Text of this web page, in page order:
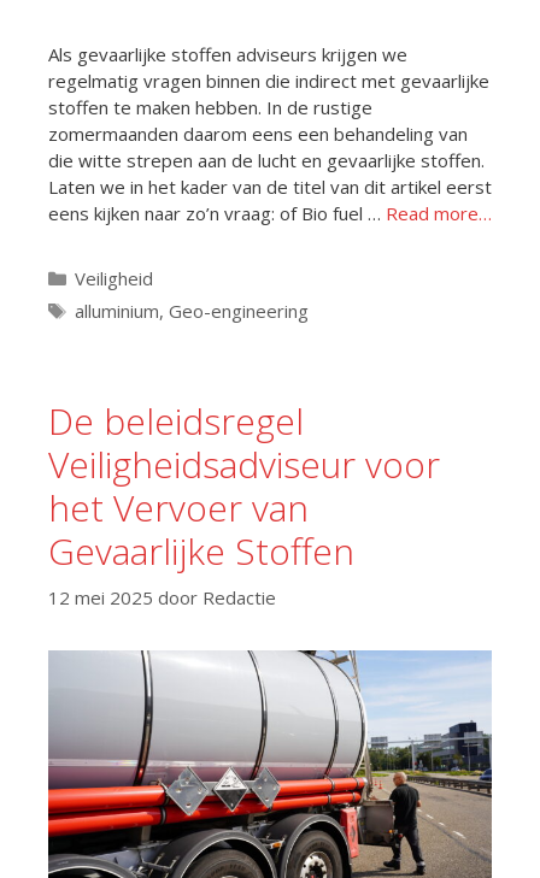
Als gevaarlijke stoffen adviseurs krijgen we
regelmatig vragen binnen die indirect met gevaarlijke
stoffen te maken hebben. In de rustige
zomermaanden daarom eens een behandeling van
die witte strepen aan de lucht en gevaarlijke stoffen.
Laten we in het kader van de titel van dit artikel eerst
eens kijken naar zo’n vraag: of Bio fuel … Read more…
Categorieën
Veiligheid
Tags
alluminium, Geo-engineering
De beleidsregel
Veiligheidsadviseur voor
het Vervoer van
Gevaarlijke Stoffen
12 mei 2025 door Redactie